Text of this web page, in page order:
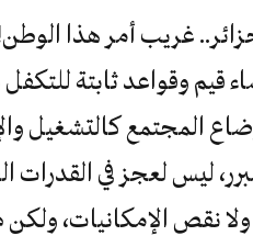
غريب أمر هذا
قيم وقواعد ثابتة
أوضاع المجتمع كالتشغيل
ليس لعجز في القدرات
نقص الإمكانيات،